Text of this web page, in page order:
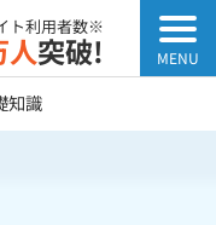
ト利用者数※
人突破!
知識